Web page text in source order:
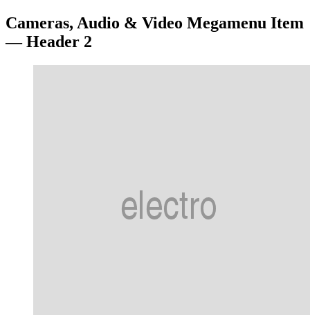
Cameras, Audio & Video Megamenu Item
— Header 2